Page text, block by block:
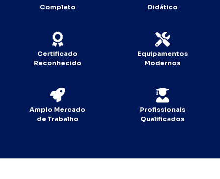
Completo
Didático
Certificado
Reconhecido
Equipamentos
Modernos
Amplo Mercado
de Trabalho
Profissionais
Qualificados